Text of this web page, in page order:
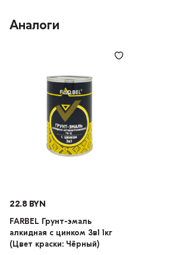
Аналоги
22.8 BYN
FARBEL Грунт-эмаль
алкидная с цинком 3в1 1кг
(Цвет краски: Чёрный)